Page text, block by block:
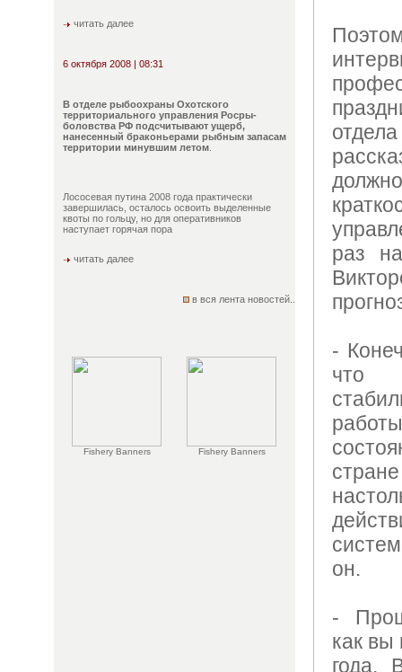
читать далее
6 октября 2008 | 08:31
В отделе рыбоохраны Охотского
территориального управления Росры-
боловства РФ подсчитывают ущерб,
нанесенный браконьерами рыбным запасам
территории минувшим летом
Лососевая путина 2008 года практически
завершилась, осталось освоить выделенные
квоты по гольцу, но для оперативников
наступает горячая пора
читать далее
в вся лента новостей..
Fishery Banners Fishery Banners
раз
-
что
он.
-
как вы
года.